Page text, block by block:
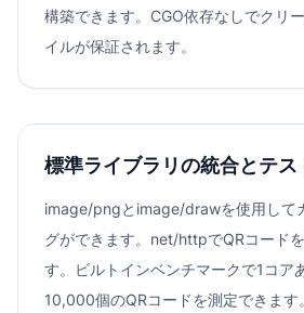
構築できます。CGO依存なしでクリ
イルが保証されます。
標準ライブラリの統合とテス
image/pngとimage/drawを使用して
グができます。net/httpでQRコード
す。ビルトインベンチマークで1コア
10,000個のQRコードを測定できます。